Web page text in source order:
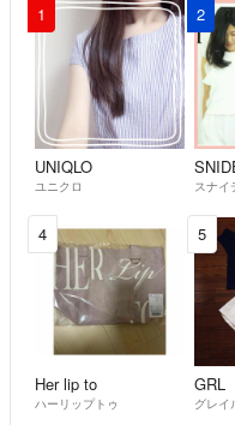
1
UNIQLO
ユニクロ
2
スナイ
4
Her lip to
ハーリップトゥ
5
GRL
グレイ